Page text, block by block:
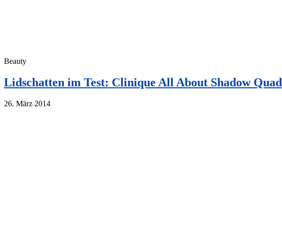
Beauty
Lidschatten im Test: Clinique All About Shadow Quad
26. März 2014